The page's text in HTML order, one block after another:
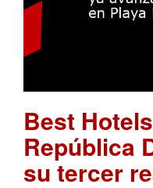
Best
República
su tercer